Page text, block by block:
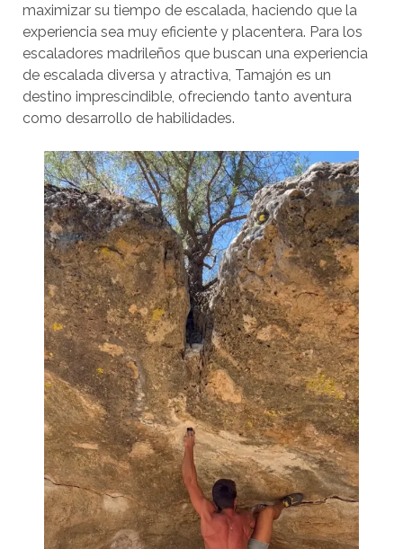
maximizar su tiempo de escalada, haciendo que la
experiencia sea muy eficiente y placentera. Para los
escaladores madrileños que buscan una experiencia
de escalada diversa y atractiva, Tamajón es un
destino imprescindible, ofreciendo tanto aventura
como desarrollo de habilidades.